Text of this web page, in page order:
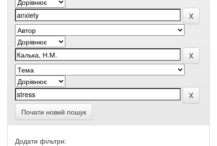
Почати новий пошук
Додати фільтри: